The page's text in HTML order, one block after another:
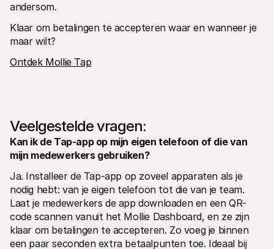
andersom.
Klaar om betalingen te accepteren waar en wanneer je
maar wilt?
Ontdek Mollie Tap
Veelgestelde vragen:
Kan ik de Tap-app op mijn eigen telefoon of die van
mijn medewerkers gebruiken?
Ja. Installeer de Tap-app op zoveel apparaten als je
nodig hebt: van je eigen telefoon tot die van je team.
Laat je medewerkers de app downloaden en een QR-
code scannen vanuit het Mollie Dashboard, en ze zijn
klaar om betalingen te accepteren. Zo voeg je binnen
een paar seconden extra betaalpunten toe. Ideaal bij